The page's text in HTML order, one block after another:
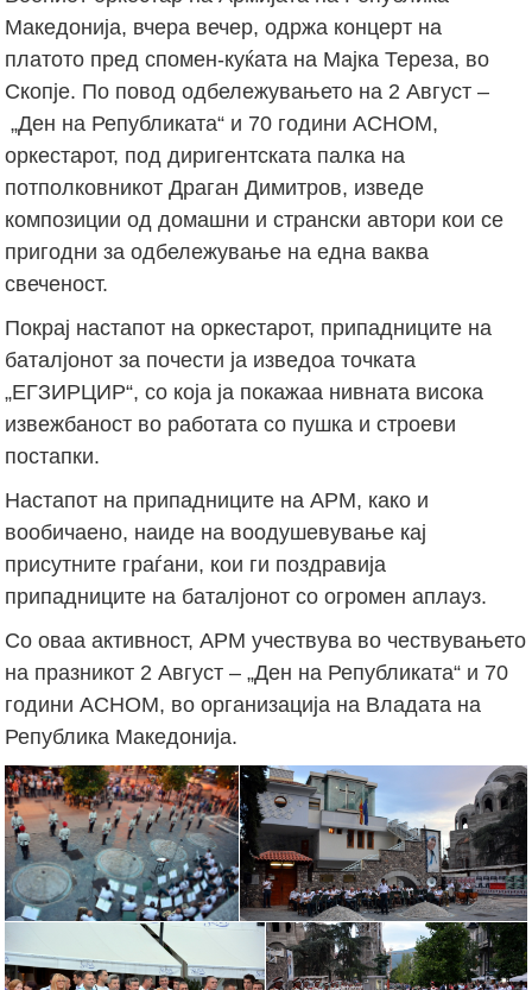
Македонија, вчера вечер, одржа концерт на
платото пред спомен-куќата на Мајка Тереза, во
Скопје. По повод одбележувањето на 2 Август –
„Ден на Републиката“ и 70 години АСНОМ,
оркестарот, под диригентската палка на
потполковникот Драган Димитров, изведе
композиции од домашни и странски автори кои се
пригодни за одбележување на една ваква
свеченост.
Покрај настапот на оркестарот, припадниците на
баталјонот за почести ја изведоа точката
„ЕГЗИРЦИР“, со која ја покажаа нивната висока
извежбаност во работата со пушка и строеви
постапки.
Настапот на припадниците на АРМ, како и
вообичаено, наиде на воодушевување кај
присутните граѓани, кои ги поздравија
припадниците на баталјонот со огромен аплауз.
Со оваа активност, АРМ учествува во чествувањето
на празникот 2 Август – „Ден на Републиката“ и 70
години АСНОМ, во организација на Владата на
Република Македонија.